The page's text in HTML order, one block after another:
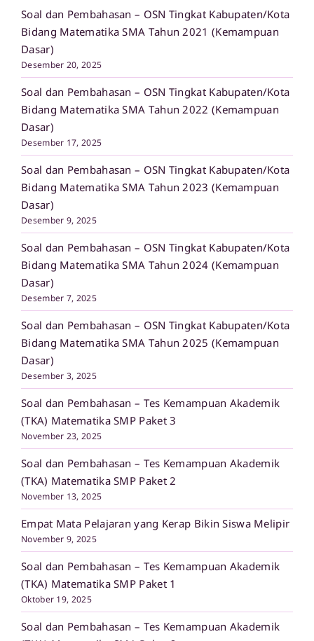
Soal dan Pembahasan – OSN Tingkat Kabupaten/Kota
Bidang Matematika SMA Tahun 2021 (Kemampuan
Dasar)
Desember 20, 2025
Soal dan Pembahasan – OSN Tingkat Kabupaten/Kota
Bidang Matematika SMA Tahun 2022 (Kemampuan
Dasar)
Desember 17, 2025
Soal dan Pembahasan – OSN Tingkat Kabupaten/Kota
Bidang Matematika SMA Tahun 2023 (Kemampuan
Dasar)
Desember 9, 2025
Soal dan Pembahasan – OSN Tingkat Kabupaten/Kota
Bidang Matematika SMA Tahun 2024 (Kemampuan
Dasar)
Desember 7, 2025
Soal dan Pembahasan – OSN Tingkat Kabupaten/Kota
Bidang Matematika SMA Tahun 2025 (Kemampuan
Dasar)
Desember 3, 2025
Soal dan Pembahasan – Tes Kemampuan Akademik
(TKA) Matematika SMP Paket 3
November 23, 2025
Soal dan Pembahasan – Tes Kemampuan Akademik
(TKA) Matematika SMP Paket 2
November 13, 2025
Empat Mata Pelajaran yang Kerap Bikin Siswa Melipir
November 9, 2025
Soal dan Pembahasan – Tes Kemampuan Akademik
(TKA) Matematika SMP Paket 1
Oktober 19, 2025
Soal dan Pembahasan – Tes Kemampuan Akademik